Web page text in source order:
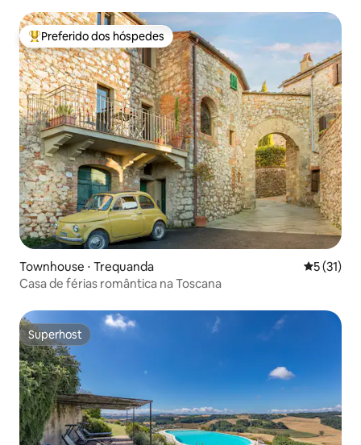
Entre os melhores preferidos dos hóspedes
Preferido dos hóspedes
Townhouse ⋅ Trequanda 5 de uma
5 (31)
Casa de férias romântica na Toscana
Superhost
Superhost